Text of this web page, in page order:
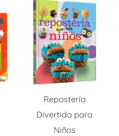
Repostería
Divertida para
Niños